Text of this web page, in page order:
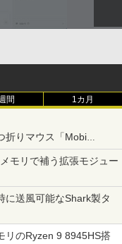
間 1カ月
折りマウス「Mobi
モリで補う拡張モジュー
に送風可能なShark製タ
リのRyzen 9 8945HS搭